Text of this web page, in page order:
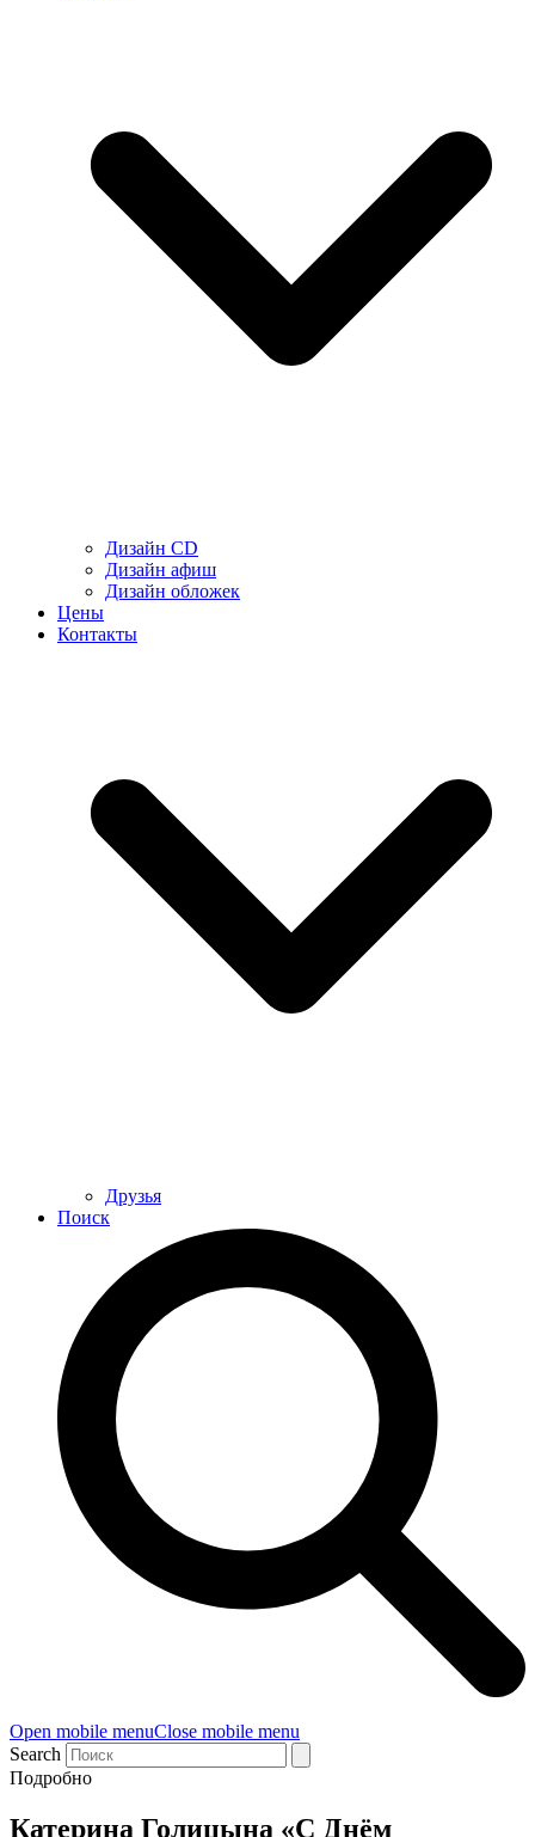
Дизайн CD
Дизайн афиш
Дизайн обложек
Цены
Контакты
Друзья
Поиск
Open mobile menuClose mobile menu
Search
Подробно
Катерина Голицына «С Днём